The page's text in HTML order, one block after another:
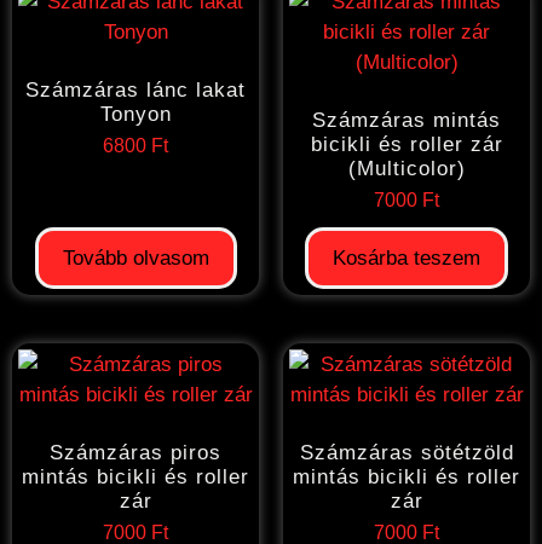
Számzáras lánc lakat
Tonyon
6800 Ft
Tovább olvasom
Számzáras mintás
bicikli és roller zár
(Multicolor)
7000 Ft
Kosárba teszem
Számzáras piros
mintás bicikli és roller
zár
7000 Ft
Számzáras sötétzöld
mintás bicikli és roller
zár
7000 Ft